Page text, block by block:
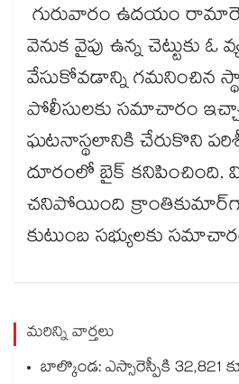
గురువారం ఉదయం
వెనుక వైపు ఉన్న చెట్టుకు ఓ
వేసుకోవడాన్ని గమనించిన
పోలీసులకు సమాచారం
ఘటనాస్థలానికి చేరుకొని
దూరంలో బైక్‌‌‌‌‌‌‌‌‌‌‌‌‌‌‌‌
చనిపోయింది క్రాంతికుమార్‌‌‌‌‌‌‌‌‌‌‌‌‌‌‌‌గా
కుటుంబ సభ్యులకు
మరిన్ని వార్తలు
బాల్కొండ: ఎస్సారెస్పీకి 32,821